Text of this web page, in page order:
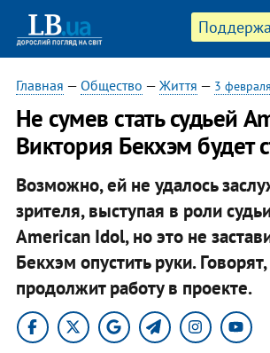
Главная — Общество — Життя — 3
Не сумев стать судьей
Виктория Бекхэм будет
Возможно, ей не удалось
зрителя, выступая в роли
American Idol, но это не
Бекхэм опустить руки.
продолжит работу в проекте.